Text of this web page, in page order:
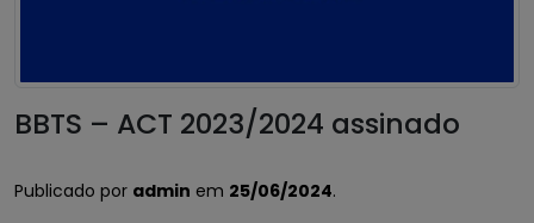
BBTS – ACT 2023/2024 assinado
Publicado por admin em 25/06/2024.